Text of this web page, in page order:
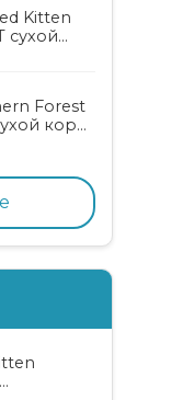
Kitten
сухой
Forest
корм